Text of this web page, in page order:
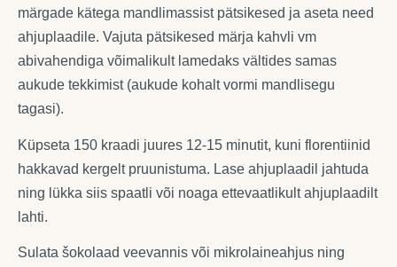
märgade kätega mandlimassist pätsikesed ja aseta need
ahjuplaadile. Vajuta pätsikesed märja kahvli vm
abivahendiga võimalikult lamedaks vältides samas
aukude tekkimist (aukude kohalt vormi mandlisegu
tagasi).
Küpseta 150 kraadi juures 12-15 minutit, kuni florentiinid
hakkavad kergelt pruunistuma. Lase ahjuplaadil jahtuda
ning lükka siis spaatli või noaga ettevaatlikult ahjuplaadilt
lahti.
Sulata šokolaad veevannis või mikrolaineahjus ning